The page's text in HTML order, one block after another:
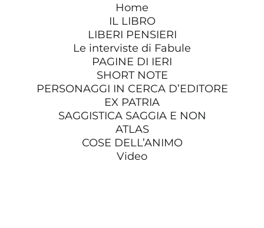
Home
IL LIBRO
LIBERI PENSIERI
Le interviste di Fabule
PAGINE DI IERI
SHORT NOTE
PERSONAGGI IN CERCA D’EDITORE
EX PATRIA
SAGGISTICA SAGGIA E NON
ATLAS
COSE DELL’ANIMO
Video